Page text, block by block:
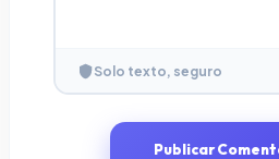
Solo texto, seguro
Publicar